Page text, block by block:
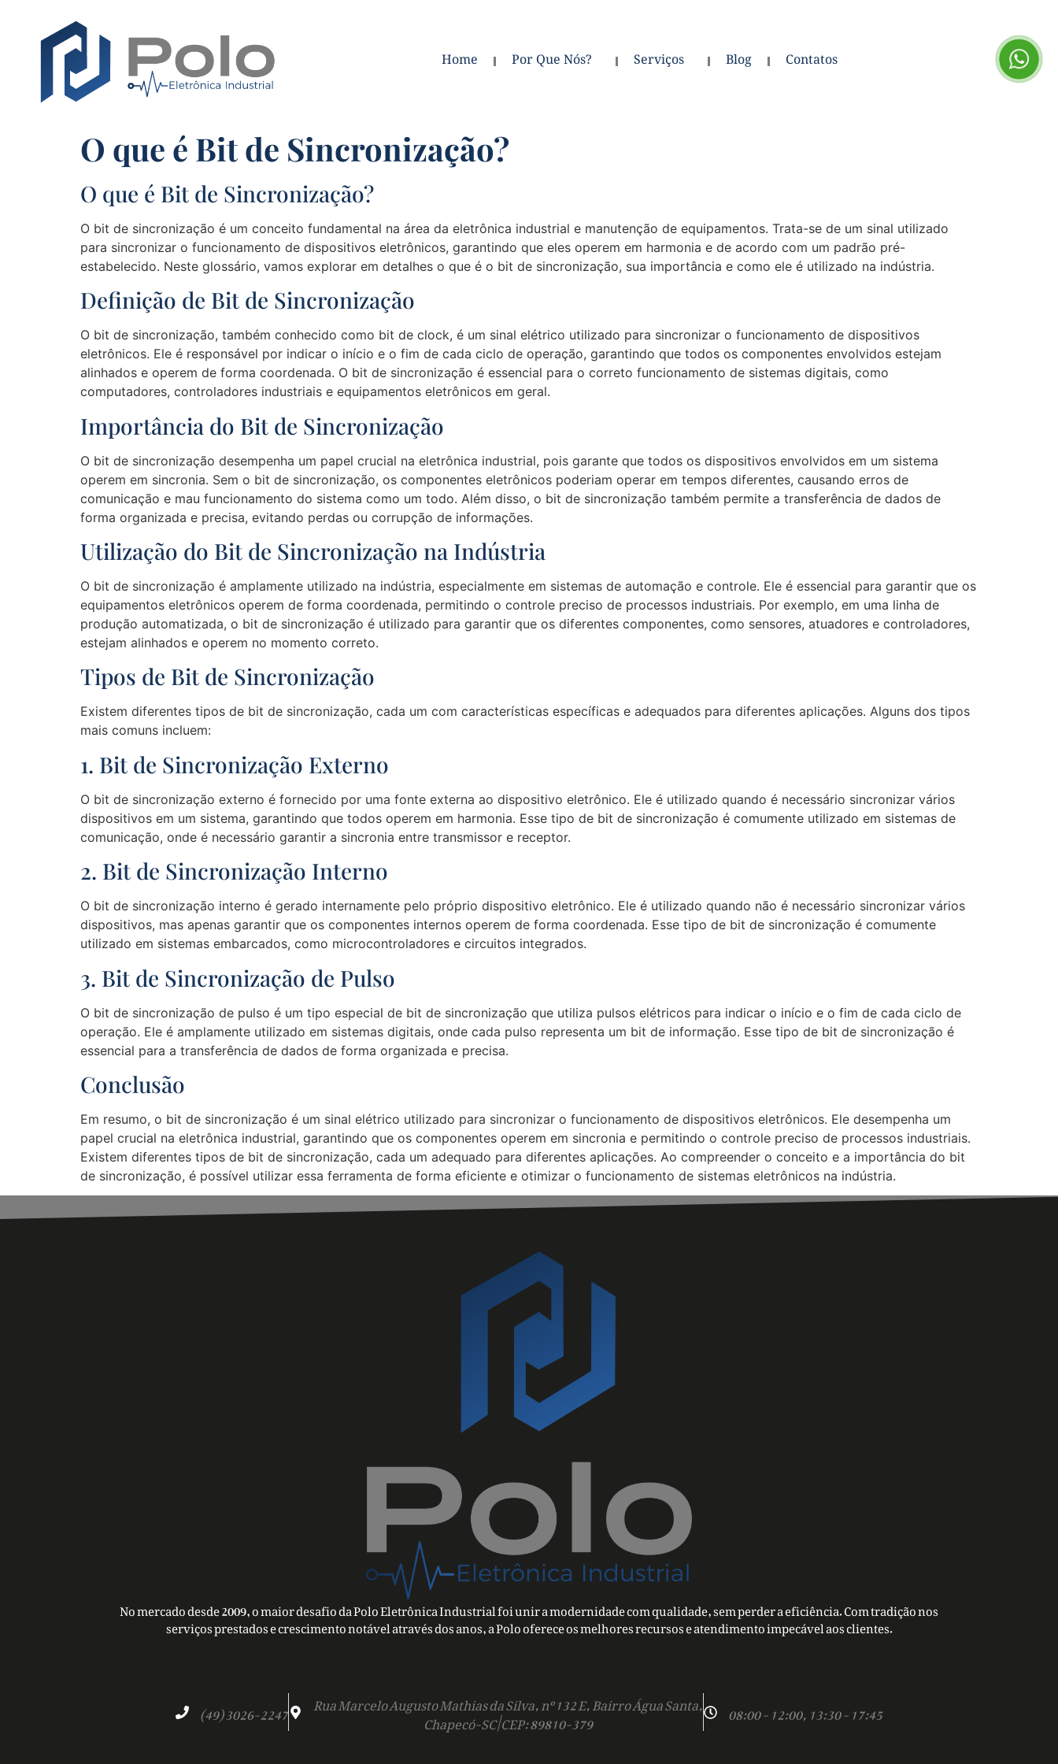
Home Por Que Nós? Serviços Blog Contatos
O que é Bit de Sincronização?
O que é Bit de Sincronização?
O bit de sincronização é um conceito fundamental na área da eletrônica industrial e manutenção de equipamentos. Trata-se de um sinal utilizado
para sincronizar o funcionamento de dispositivos eletrônicos, garantindo que eles operem em harmonia e de acordo com um padrão pré-
estabelecido. Neste glossário, vamos explorar em detalhes o que é o bit de sincronização, sua importância e como ele é utilizado na indústria.
Definição de Bit de Sincronização
O bit de sincronização, também conhecido como bit de clock, é um sinal elétrico utilizado para sincronizar o funcionamento de dispositivos
eletrônicos. Ele é responsável por indicar o início e o fim de cada ciclo de operação, garantindo que todos os componentes envolvidos estejam
alinhados e operem de forma coordenada. O bit de sincronização é essencial para o correto funcionamento de sistemas digitais, como
computadores, controladores industriais e equipamentos eletrônicos em geral.
Importância do Bit de Sincronização
O bit de sincronização desempenha um papel crucial na eletrônica industrial, pois garante que todos os dispositivos envolvidos em um sistema
operem em sincronia. Sem o bit de sincronização, os componentes eletrônicos poderiam operar em tempos diferentes, causando erros de
comunicação e mau funcionamento do sistema como um todo. Além disso, o bit de sincronização também permite a transferência de dados de
forma organizada e precisa, evitando perdas ou corrupção de informações.
Utilização do Bit de Sincronização na Indústria
O bit de sincronização é amplamente utilizado na indústria, especialmente em sistemas de automação e controle. Ele é essencial para garantir que os
equipamentos eletrônicos operem de forma coordenada, permitindo o controle preciso de processos industriais. Por exemplo, em uma linha de
produção automatizada, o bit de sincronização é utilizado para garantir que os diferentes componentes, como sensores, atuadores e controladores,
estejam alinhados e operem no momento correto.
Tipos de Bit de Sincronização
Existem diferentes tipos de bit de sincronização, cada um com características específicas e adequados para diferentes aplicações. Alguns dos tipos
mais comuns incluem:
1. Bit de Sincronização Externo
O bit de sincronização externo é fornecido por uma fonte externa ao dispositivo eletrônico. Ele é utilizado quando é necessário sincronizar vários
dispositivos em um sistema, garantindo que todos operem em harmonia. Esse tipo de bit de sincronização é comumente utilizado em sistemas de
comunicação, onde é necessário garantir a sincronia entre transmissor e receptor.
2. Bit de Sincronização Interno
O bit de sincronização interno é gerado internamente pelo próprio dispositivo eletrônico. Ele é utilizado quando não é necessário sincronizar vários
dispositivos, mas apenas garantir que os componentes internos operem de forma coordenada. Esse tipo de bit de sincronização é comumente
utilizado em sistemas embarcados, como microcontroladores e circuitos integrados.
3. Bit de Sincronização de Pulso
O bit de sincronização de pulso é um tipo especial de bit de sincronização que utiliza pulsos elétricos para indicar o início e o fim de cada ciclo de
operação. Ele é amplamente utilizado em sistemas digitais, onde cada pulso representa um bit de informação. Esse tipo de bit de sincronização é
essencial para a transferência de dados de forma organizada e precisa.
Conclusão
Em resumo, o bit de sincronização é um sinal elétrico utilizado para sincronizar o funcionamento de dispositivos eletrônicos. Ele desempenha um
papel crucial na eletrônica industrial, garantindo que os componentes operem em sincronia e permitindo o controle preciso de processos industriais.
Existem diferentes tipos de bit de sincronização, cada um adequado para diferentes aplicações. Ao compreender o conceito e a importância do bit
de sincronização, é possível utilizar essa ferramenta de forma eficiente e otimizar o funcionamento de sistemas eletrônicos na indústria.
No mercado desde 2009, o maior desafio da Polo Eletrônica Industrial foi unir a modernidade com qualidade, sem perder a eficiência. Com tradição nos
serviços prestados e crescimento notável através dos anos, a Polo oferece os melhores recursos e atendimento impecável aos clientes.
(49) 3026-2247 Rua Marcelo Augusto Mathias da Silva, nº 132 E, Bairro Água Santa,
Chapecó-SC | CEP: 89810-379 08:00 - 12:00, 13:30 - 17:45